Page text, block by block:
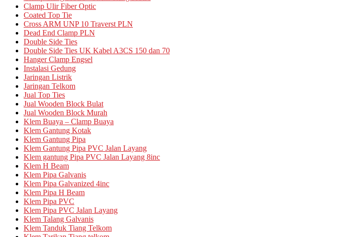
Clamp Ulir Fiber Optic
Coated Top Tie
Cross ARM UNP 10 Traverst PLN
Dead End Clamp PLN
Double Side Ties
Double Side Ties UK Kabel A3CS 150 dan 70
Hanger Clamp Engsel
Instalasi Gedung
Jaringan Listrik
Jaringan Telkom
Jual Top Ties
Jual Wooden Block Bulat
Jual Wooden Block Murah
Klem Buaya – Clamp Buaya
Klem Gantung Kotak
Klem Gantung Pipa
Klem Gantung Pipa PVC Jalan Layang
Klem gantung Pipa PVC Jalan Layang 8inc
Klem H Beam
Klem Pipa Galvanis
Klem Pipa Galvanized 4inc
Klem Pipa H Beam
Klem Pipa PVC
Klem Pipa PVC Jalan Layang
Klem Talang Galvanis
Klem Tanduk Tiang Telkom